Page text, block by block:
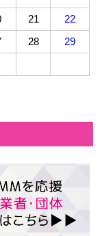
21
22
28
29